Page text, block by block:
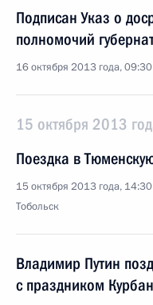
Подписан Указ о
полномочий
16 октября 2013 года, 09:30
15 октября 2013
Поездка в
15 октября 2013 года, 14:30
Тобольск
Владимир Путин
с праздником